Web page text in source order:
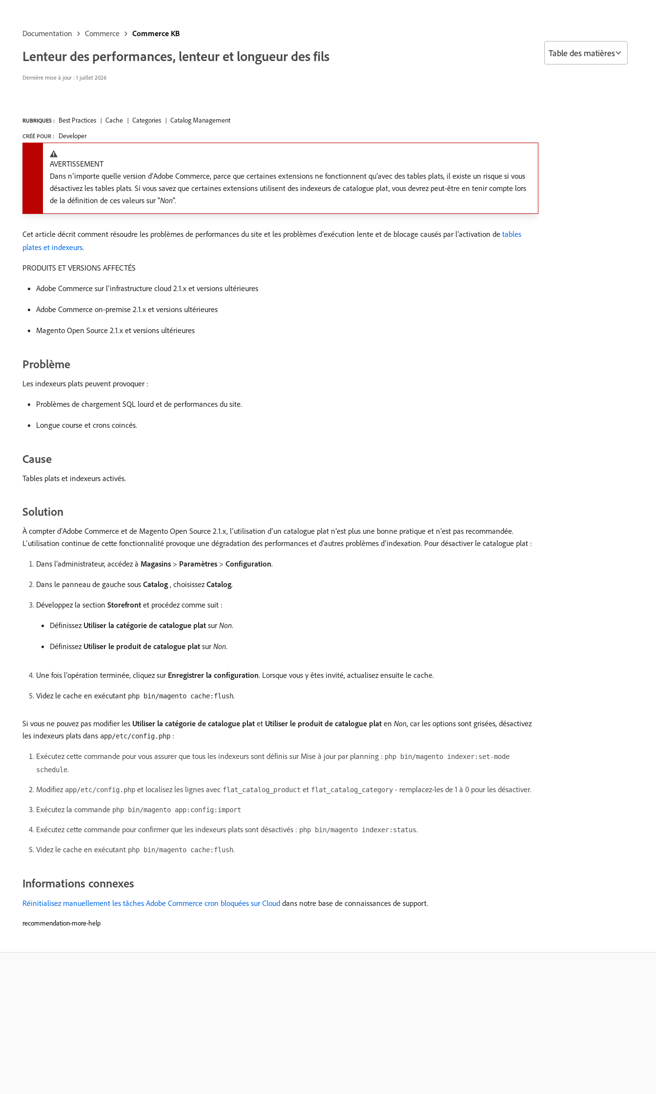
Documentation Commerce Commerce KB
Lenteur des performances, lenteur et longueur des fils
Dernière mise à jour : 1 juillet 2026
RUBRIQUES : Best Practices Cache Categories Catalog Management
CRÉÉ POUR : Developer
AVERTISSEMENT
Dans n’importe quelle version d’Adobe Commerce, parce que certaines extensions ne fonctionnent qu’avec des tables plats, il existe un risque si vous
désactivez les tables plats. Si vous savez que certaines extensions utilisent des indexeurs de catalogue plat, vous devrez peut-être en tenir compte lors
de la définition de ces valeurs sur "Non".
Cet article décrit comment résoudre les problèmes de performances du site et les problèmes d’exécution lente et de blocage causés par l’activation de tables
plates et indexeurs.
PRODUITS ET VERSIONS AFFECTÉS
Adobe Commerce sur l’infrastructure cloud 2.1.x et versions ultérieures
Adobe Commerce on-premise 2.1.x et versions ultérieures
Magento Open Source 2.1.x et versions ultérieures
Problème
Les indexeurs plats peuvent provoquer :
Problèmes de chargement SQL lourd et de performances du site.
Longue course et crons coincés.
Cause
Tables plats et indexeurs activés.
Solution
À compter d’Adobe Commerce et de Magento Open Source 2.1.x, l’utilisation d’un catalogue plat n’est plus une bonne pratique et n’est pas recommandée.
L’utilisation continue de cette fonctionnalité provoque une dégradation des performances et d’autres problèmes d’indexation. Pour désactiver le catalogue plat :
Dans l’administrateur, accédez à Magasins > Paramètres > Configuration.
Dans le panneau de gauche sous Catalog , choisissezCatalog.
Développez la section Storefront et procédez comme suit :
Définissez Utiliser la catégorie de catalogue plat sur Non.
Définissez Utiliser le produit de catalogue plat sur Non.
Une fois l’opération terminée, cliquez sur Enregistrer la configuration. Lorsque vous y êtes invité, actualisez ensuite le cache.
Videz le cache en exécutant php bin/magento cache:flush.
Si vous ne pouvez pas modifier les Utiliser la catégorie de catalogue plat et Utiliser le produit de catalogue plat en Non, car les options sont grisées, désactivez
les indexeurs plats dans app/etc/config.php :
Exécutez cette commande pour vous assurer que tous les indexeurs sont définis sur Mise à jour par planning : php bin/magento indexer:set-mode
schedule.
Modifiez app/etc/config.php et localisez les lignes avec flat_catalog_product et flat_catalog_category - remplacez-les de 1 à 0 pour les désactiver.
Exécutez la commande php bin/magento app:config:import
Exécutez cette commande pour confirmer que les indexeurs plats sont désactivés : php bin/magento indexer:status.
Videz le cache en exécutant php bin/magento cache:flush.
Informations connexes
Réinitialisez manuellement les tâches Adobe Commerce cron bloquées sur Cloud dans notre base de connaissances de support.
recommendation-more-help
Table des matières